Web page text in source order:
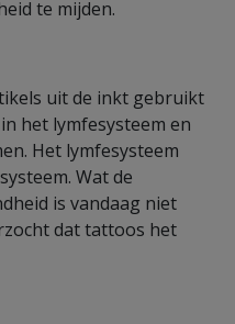
te mijden.
uit de inkt gebruikt
het lymfesysteem en
Het lymfesysteem
Wat de
is vandaag niet
dat tattoos het